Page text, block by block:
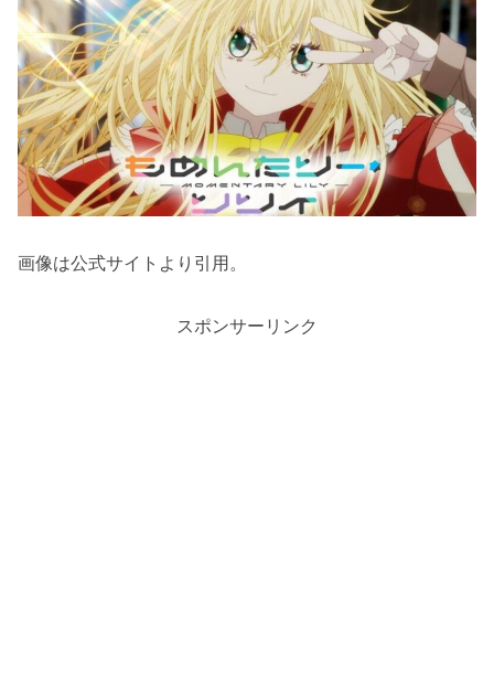
画像は公式サイトより引用。
スポンサーリンク